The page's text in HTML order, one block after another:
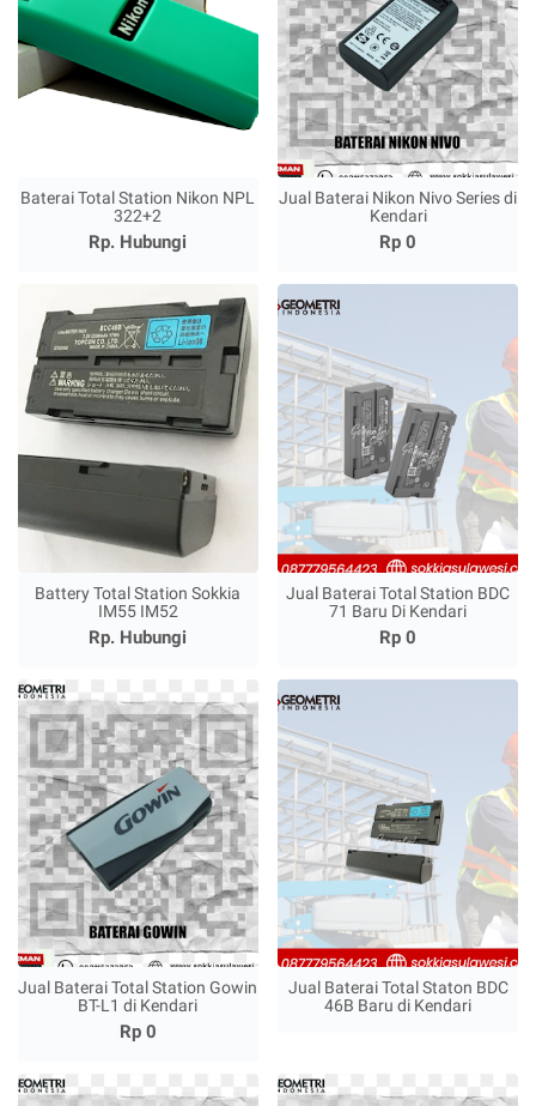
Baterai Total Station Nikon NPL
322+2
Rp. Hubungi
Jual Baterai Nikon Nivo Series di
Kendari
Rp 0
Battery Total Station Sokkia
IM55 IM52
Rp. Hubungi
Jual Baterai Total Station BDC
71 Baru Di Kendari
Rp 0
Jual Baterai Total Station Gowin
BT-L1 di Kendari
Rp 0
Jual Baterai Total Staton BDC
46B Baru di Kendari